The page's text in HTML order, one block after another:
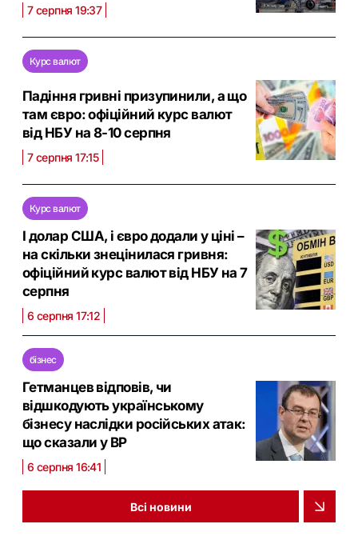
7 серпня 19:37
Курс валют
Падіння гривні призупинили, а що
там євро: офіційний курс валют
від НБУ на 8-10 серпня
7 серпня 17:15
Курс валют
І долар США, і євро додали у ціні –
на скільки знецінилася гривня:
офіційний курс валют від НБУ на 7
серпня
6 серпня 17:12
бізнес
Гетманцев відповів, чи
відшкодують українському
бізнесу наслідки російських атак:
що сказали у ВР
6 серпня 16:41
Всі новини